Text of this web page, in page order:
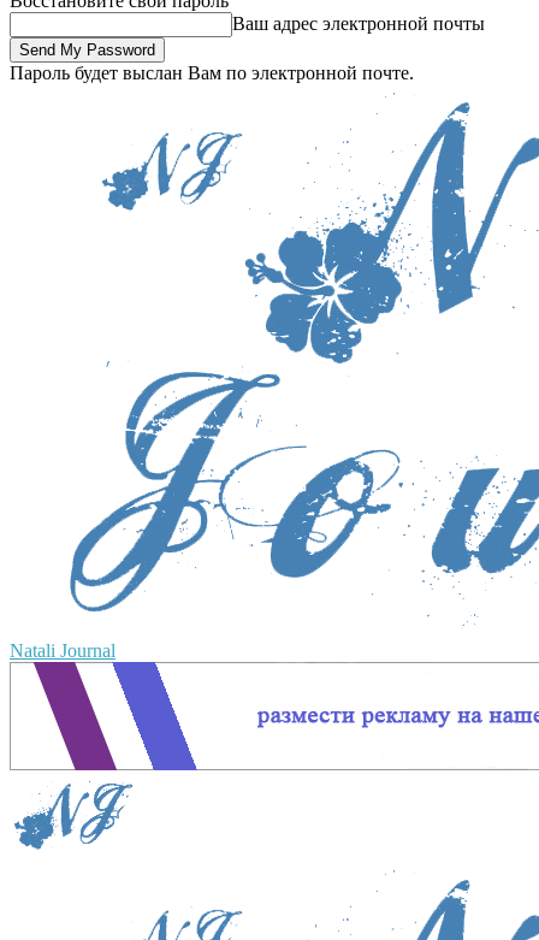
Ваш адрес электронной почты
Пароль будет выслан Вам по электронной почте.
Natali Journal